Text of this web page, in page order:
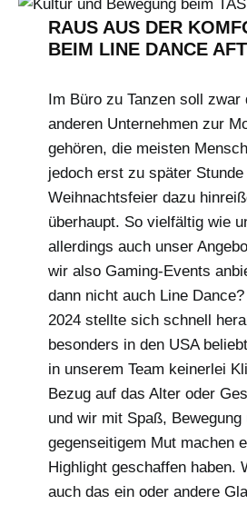
RAUS AUS DER
BEIM LINE DANCE
Im Büro zu Tanzen soll zwar
anderen Unternehmen zur
gehören, die meisten
jedoch erst zu später Stunde
Weihnachtsfeier dazu
überhaupt. So vielfältig wie
allerdings auch unser
wir also Gaming-Events
dann nicht auch Line
2024 stellte sich schnell
besonders in den USA
in unserem Team keinerlei
Bezug auf das Alter oder
und wir mit Spaß, Bewegung
gegenseitigem Mut machen
Highlight geschaffen haben.
auch das ein oder andere